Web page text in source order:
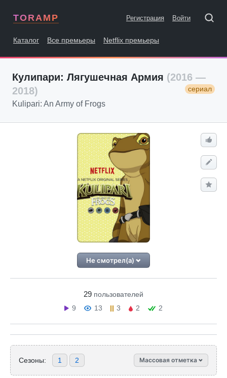
TORAMP Регистрация Войти
Каталог Все премьеры Netflix премьеры
Кулипари: Лягушечная Армия (2016 —
2018)
сериал
Kulipari: An Army of Frogs
Не смотрел(а)
29 пользователей
9
13 3 2 2
Сезоны: 1 2 Массовая отметка